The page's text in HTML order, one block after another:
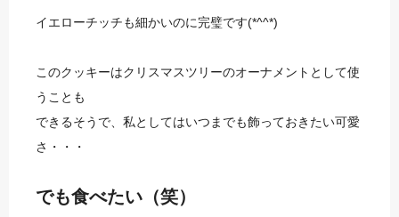
イエローチッチも細かいのに完璧です(*^^*)
このクッキーはクリスマスツリーのオーナメントとして使
うことも
できるそうで、私としてはいつまでも飾っておきたい可愛
さ・・・
でも食べたい（笑）